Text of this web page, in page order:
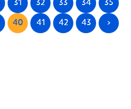
31 32 33 34 35
40 41 42 43 >